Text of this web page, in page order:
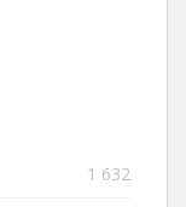
1 632